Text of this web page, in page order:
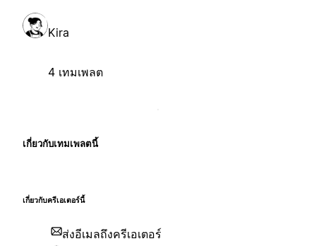
Kira
4 เทมเพลต
เกี่ยวกับเทมเพลตนี้
เกี่ยวกับครีเอเตอร์นี้
ส่งอีเมลถึงครีเอเตอร์